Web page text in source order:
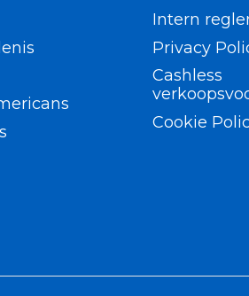
Intern
Privacy
Cashless
Cookie